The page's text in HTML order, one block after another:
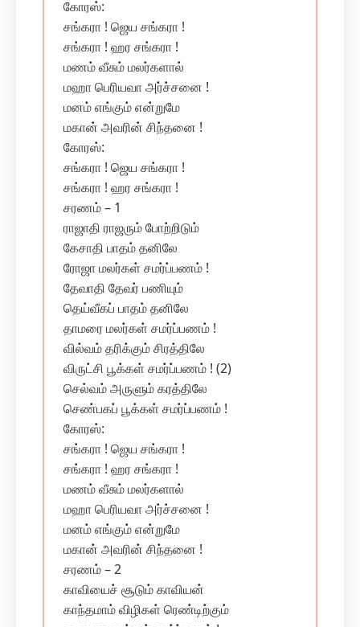
கோரஸ்:
சங்கரா ! ஜெய சங்கரா !
சங்கரா ! ஹர சங்கரா !
மணம் வீசும் மலர்களால்
மஹா பெரியவா அர்ச்சனை !
மனம் எங்கும் என்றுமே
மகான் அவரின் சிந்தனை !
கோரஸ்:
சங்கரா ! ஜெய சங்கரா !
சங்கரா ! ஹர சங்கரா !
சரணம் – 1
ராஜாதி ராஜரும் போற்றிடும்
கேசாதி பாதம் தனிலே
ரோஜா மலர்கள் சமர்ப்பணம் !
தேவாதி தேவர் பணியும்
தெய்வீகப் பாதம் தனிலே
தாமரை மலர்கள் சமர்ப்பணம் !
வில்வம் தரிக்கும் சிரத்திலே
விருட்சி பூக்கள் சமர்ப்பணம் ! (2)
செல்வம் அருளும் கரத்திலே
செண்பகப் பூக்கள் சமர்ப்பணம் !
கோரஸ்:
சங்கரா ! ஜெய சங்கரா !
சங்கரா ! ஹர சங்கரா !
மணம் வீசும் மலர்களால்
மஹா பெரியவா அர்ச்சனை !
மனம் எங்கும் என்றுமே
மகான் அவரின் சிந்தனை !
சரணம் – 2
காவியைச் சூடும் காவியன்
காந்தமாம் விழிகள் ரெண்டிற்கும்